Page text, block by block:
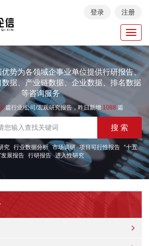
登录 注册
势为各领域企事业单位提供行研报告、
据、产业链数据、企业数据、排名数据
等咨询服务
篇行业/公司/宏观研究报告，昨日新增 1088 篇
究 行业数据分析 市场调研 项目可行性报告
“十五
发展报告 行研报告 进入性研究